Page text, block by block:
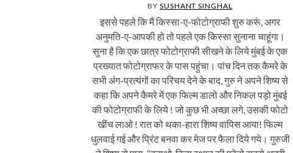
BYSUSHANT SINGHAL
इससे पहले कि मैं किस्सा-ए-फोटोग्राफी शुरु करूं, अगर
अनुमति-ए-आपकी हो तो पहले एक किस्सा सुनाना चाहूंगा।
सुना है कि एक छात्र फोटोग्राफी सीखने के लिये मुंबई के एक
प्रख्यात फोटोग्राफर के पास पहुंचा। पांच दिन तक कैमरे के
सभी अंग-प्रत्यंगों का परिचय देने के बाद, गुरु ने अपने शिष्य से
कहा कि अपने कैमरे में एक फिल्म डालो और निकल पड़ो मुंबई
की फोटोग्राफी के लिये ! जो कुछ भी अच्छा लगे, उसकी फोटो
खींच लाओ ! रात को थका-हारा शिष्य वापिस आया! फिल्म
धुलवाई गई और प्रिंट बनवा कर मेज पर फैला दिये गये। गुरुजी